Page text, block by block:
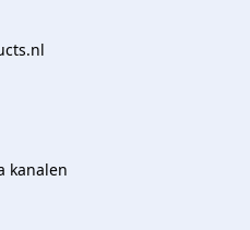
kanalen